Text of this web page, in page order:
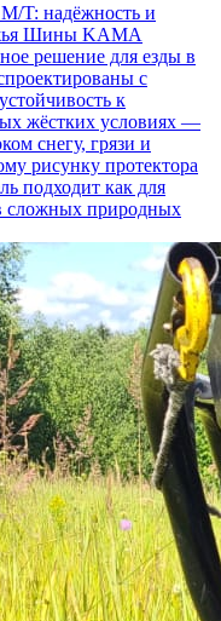
T: надёжность и
Шины KAMA
решение для езды в
с
к
жёстких условиях —
снегу, грязи и
рисунку протектора
подходит как для
сложных природных